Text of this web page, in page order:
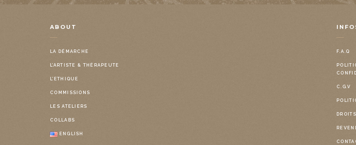
ABOUT
LA DÉMARCHE
L’ARTISTE & THÉRAPEUTE
L’ETHIQUE
COMMISSIONS
LES ATELIERS
COLLABS
ENGLISH
F.A.Q
C.G.V